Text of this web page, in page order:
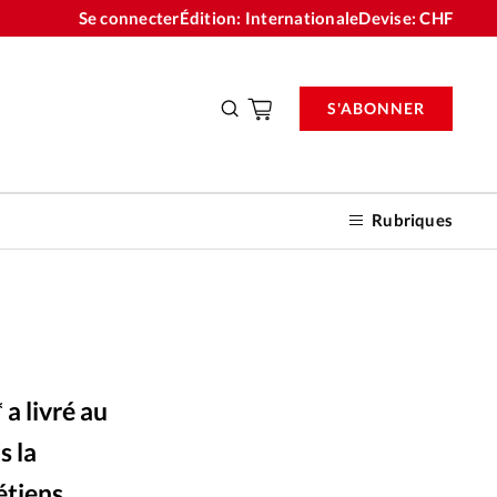
Se connecterÉdition: InternationaleDevise:CHF
Rubriques
S'ABONNER
a livré au
la